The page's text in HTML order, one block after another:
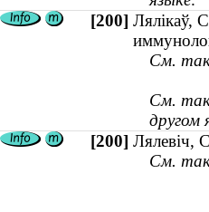
[200] Лялікаў,
См.
См.
другом
[200] Лялевіч,
См.